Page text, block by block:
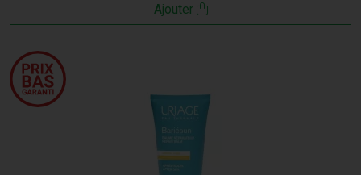
Ajouter